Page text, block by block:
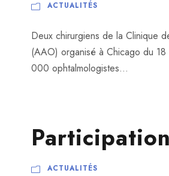
ACTUALITÉS
Deux chirurgiens de la Clinique
(AAO) organisé à Chicago du
000 ophtalmologistes...
ACTUALITÉS